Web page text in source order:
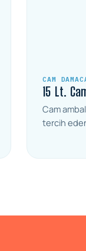
CAM
15 Lt.
Cam
tercih